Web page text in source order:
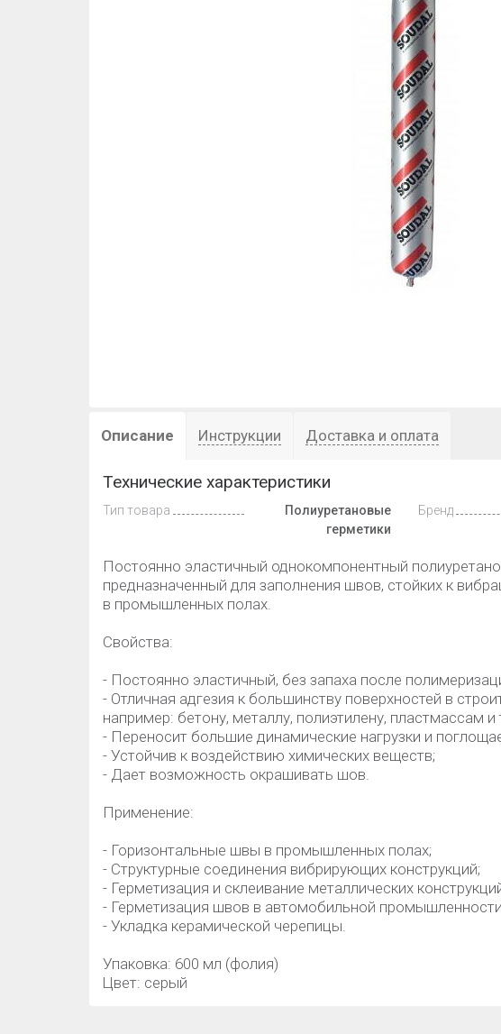
Описание Инструкции Доставка и оплата
Технические характеристики
Тип товара
Полиуретановые
герметики
Бренд
Постоянно эластичный однокомпонентный
предназначенный для заполнения швов, стойких к
в промышленных полах.
Свойства:
- Постоянно эластичный, без запаха после
- Отличная адгезия к большинству поверхностей в
например: бетону, металлу, полиэтилену, пластмассам и
- Переносит большие динамические нагрузки и
- Устойчив к воздействию химических веществ;
- Дает возможность окрашивать шов.
Применение:
- Горизонтальные швы в промышленных полах;
- Структурные соединения вибрирующих конструкций;
- Герметизация и склеивание металлических
- Герметизация швов в автомобильной
- Укладка керамической черепицы.
Упаковка: 600 мл (фолия)
Цвет: серый